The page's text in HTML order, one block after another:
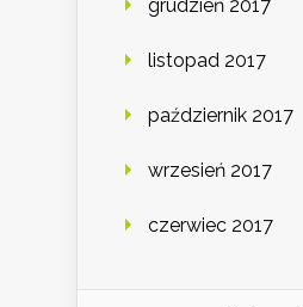
grudzień 2017
listopad 2017
październik 2017
wrzesień 2017
czerwiec 2017